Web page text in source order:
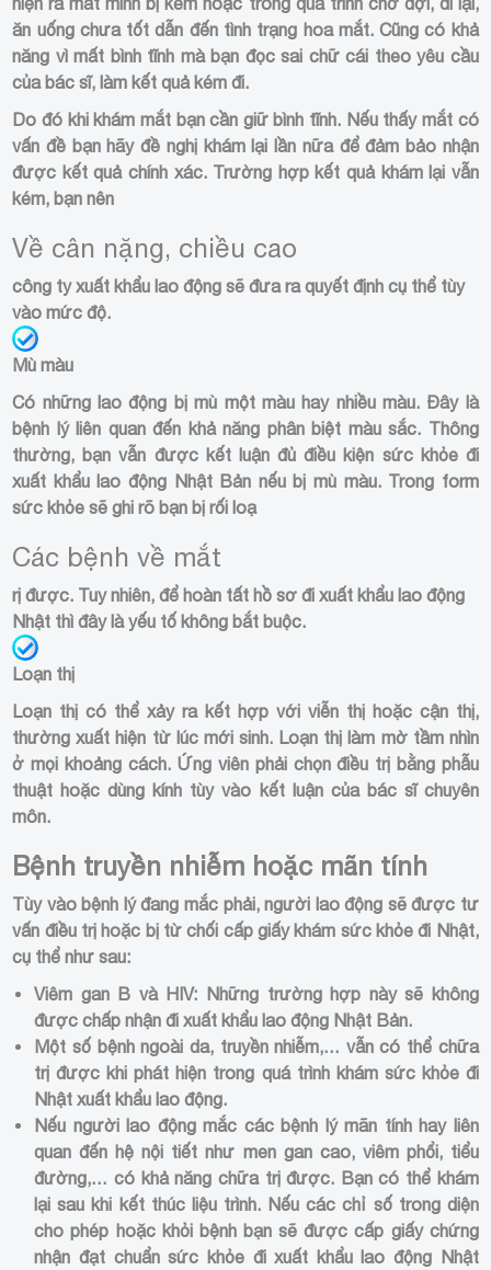
ăn uống chưa tốt dẫn đến tình trạng hoa mắt. Cũng có khả
năng vì mất bình tĩnh mà bạn đọc sai chữ cái theo yêu cầu
của bác sĩ, làm kết quả kém đi.
Do đó khi khám mắt bạn cần giữ bình tĩnh. Nếu thấy mắt có
vấn đề bạn hãy đề nghị khám lại lần nữa để đảm bảo nhận
được kết quả chính xác. Trường hợp kết quả khám lại vẫn
kém, bạn nên
Về cân nặng, chiều cao
công ty xuất khẩu lao động sẽ đưa ra quyết định cụ thể tùy
vào mức độ.
Mù màu
Có những lao động bị mù một màu hay nhiều màu. Đây là
bệnh lý liên quan đến khả năng phân biệt màu sắc. Thông
thường, bạn vẫn được kết luận đủ điều kiện sức khỏe đi
xuất khẩu lao động Nhật Bản nếu bị mù màu. Trong form
sức khỏe sẽ ghi rõ bạn bị rối loạ
Các bệnh về mắt
rị được. Tuy nhiên, để hoàn tất hồ sơ đi xuất khẩu lao động
Nhật thì đây là yếu tố không bắt buộc.
Loạn thị
Loạn thị có thể xảy ra kết hợp với viễn thị hoặc cận thị,
thường xuất hiện từ lúc mới sinh. Loạn thị làm mờ tầm nhìn
ở mọi khoảng cách. Ứng viên phải chọn điều trị bằng phẫu
thuật hoặc dùng kính tùy vào kết luận của bác sĩ chuyên
môn.
Bệnh truyền nhiễm hoặc mãn tính
Tùy vào bệnh lý đang mắc phải, người lao động sẽ được tư
vấn điều trị hoặc bị từ chối cấp giấy khám sức khỏe đi Nhật,
cụ thể như sau:
Viêm gan B và HIV: Những trường hợp này sẽ không
được chấp nhận đi xuất khẩu lao động Nhật Bản.
Một số bệnh ngoài da, truyền nhiễm,… vẫn có thể chữa
trị được khi phát hiện trong quá trình khám sức khỏe đi
Nhật xuất khẩu lao động.
Nếu người lao động mắc các bệnh lý mãn tính hay liên
quan đến hệ nội tiết như men gan cao, viêm phổi, tiểu
đường,… có khả năng chữa trị được. Bạn có thể khám
lại sau khi kết thúc liệu trình. Nếu các chỉ số trong diện
cho phép hoặc khỏi bệnh bạn sẽ được cấp giấy chứng
nhận đạt chuẩn sức khỏe đi xuất khẩu lao động Nhật